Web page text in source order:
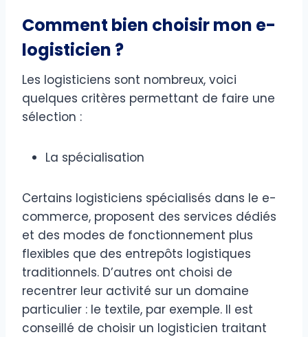
Comment bien choisir mon e-
logisticien ?
Les logisticiens sont nombreux, voici
quelques critères permettant de faire une
sélection :
La spécialisation
Certains logisticiens spécialisés dans le e-
commerce, proposent des services dédiés
et des modes de fonctionnement plus
flexibles que des entrepôts logistiques
traditionnels. D’autres ont choisi de
recentrer leur activité sur un domaine
particulier : le textile, par exemple. Il est
conseillé de choisir un logisticien traitant